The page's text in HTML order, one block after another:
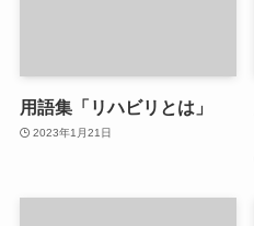
用語集「リハビリとは」
2023年1月21日